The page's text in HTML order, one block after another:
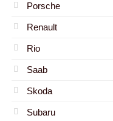
Porsche
Renault
Rio
Saab
Skoda
Subaru